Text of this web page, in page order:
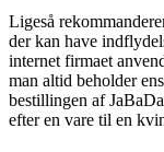
Ligeså
der kan have
internet firmaet
man altid beholder
bestillingen af
efter en vare til en